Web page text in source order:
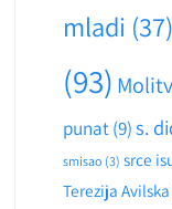
mladi (37)
(93)
punat(9)s.
smisao (3) srce
Terezija Avilska